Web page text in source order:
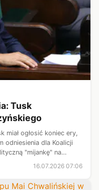
Tusk
miał ogłosić koniec ery,
odniesienia dla Koalicji
"mijankę" na
z Konfederacją oraz
16.07.2026 07:06